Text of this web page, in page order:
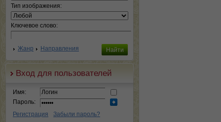
Тип изображения:
Ключевое слово:
Жанр Направления
Вход для пользователей
Имя:
Пароль:
Регистрация
Забыли пароль?